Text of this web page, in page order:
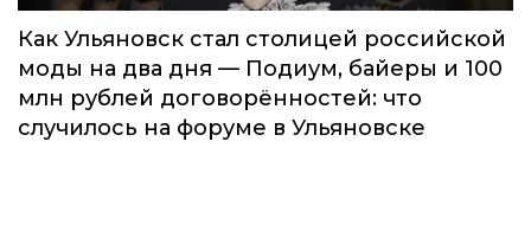
Как Ульяновск стал столицей российской
моды на два дня — Подиум, байеры и 100
млн рублей договорённостей: что
случилось на форуме в Ульяновске